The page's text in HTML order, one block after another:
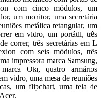
com cinco módulos, um
um monitor, uma secretária
metálica retangular, um
em vidro, um portátil, três
correr, três secretárias em L
com seis módulos, três
impressora marca Samsung,
Oki, quatro armários
vidro, uma mesa de reuniões
um flipchart, uma tela de